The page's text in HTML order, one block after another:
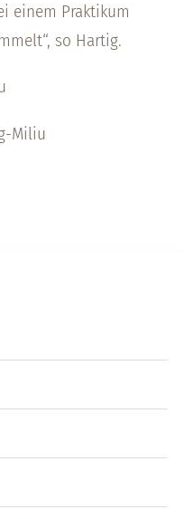
einem Praktikum
so Hartig.
Miliu